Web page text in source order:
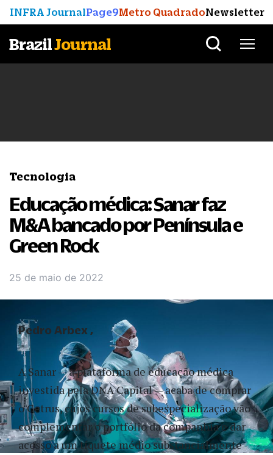
INFRA JournalPage9Metro QuadradoNewsletter
BrazilJournal
Tecnologia
Educação médica: Sanar faz
M&A bancado por Península e
Green Rock
25 de maio de 2022
A Sanar — a plataforma de educação médica
investida pela DNA Capital — acaba de comprar
o Cetrus, cujos cursos de subespecialização vão
complementar o portfólio da companhia e dar
acesso a um tíquete médio substancialmente
Pedro Arbex